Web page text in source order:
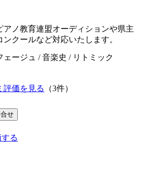
アノ教育連盟オーディションや県主
ンクールなど対応いたします。
ェージュ / 音楽史 / リトミック
評価を見る
（3件）
る